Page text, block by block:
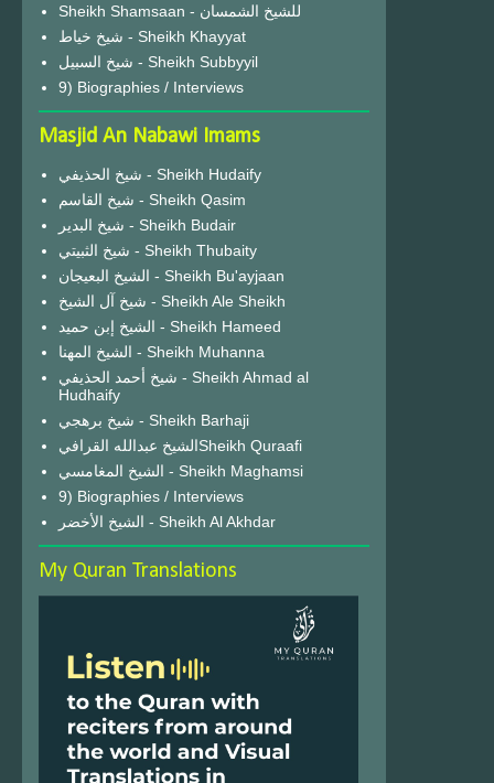
Sheikh Shamsaan - للشيخ الشمسان
شيخ خياط - Sheikh Khayyat
شيخ السبيل - Sheikh Subbyyil
9) Biographies / Interviews
Masjid An Nabawi Imams
شيخ الحذيفي - Sheikh Hudaify
شيخ القاسم - Sheikh Qasim
شيخ البدير - Sheikh Budair
شيخ الثبيتي - Sheikh Thubaity
الشيخ البعيجان - Sheikh Bu'ayjaan
شيخ آل الشيخ - Sheikh Ale Sheikh
الشيخ إبن حميد - Sheikh Hameed
الشيخ المهنا - Sheikh Muhanna
شيخ أحمد الحذيفي - Sheikh Ahmad al
Hudhaify
شيخ برهجي - Sheikh Barhaji
الشيخ عبدالله القرافيSheikh Quraafi
الشيخ المغامسي - Sheikh Maghamsi
9) Biographies / Interviews
الشيخ الأخضر - Sheikh Al Akhdar
My Quran Translations